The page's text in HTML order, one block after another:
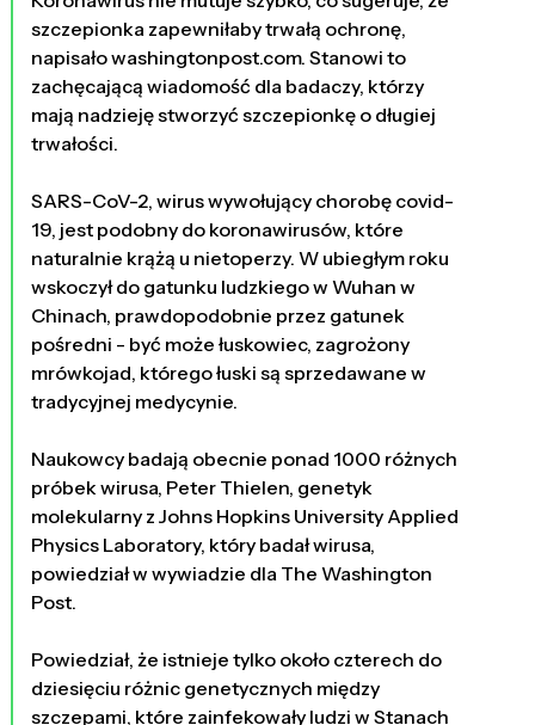
protection/2020/03/24/406522d6-6d
2327 dni temu
szczepionka zapewniłaby trwałą ochronę,
napisało washingtonpost.com. Stanowi to
zachęcającą wiadomość dla badaczy, którzy
mają nadzieję stworzyć szczepionkę o długiej
trwałości.
SARS-CoV-2, wirus wywołujący chorobę covid-
19, jest podobny do koronawirusów, które
naturalnie krążą u nietoperzy. W ubiegłym roku
wskoczył do gatunku ludzkiego w Wuhan w
Chinach, prawdopodobnie przez gatunek
pośredni - być może łuskowiec, zagrożony
mrówkojad, którego łuski są sprzedawane w
tradycyjnej medycynie.
Naukowcy badają obecnie ponad 1000 różnych
próbek wirusa, Peter Thielen, genetyk
molekularny z Johns Hopkins University Applied
Physics Laboratory, który badał wirusa,
powiedział w wywiadzie dla The Washington
Post.
Powiedział, że istnieje tylko około czterech do
dziesięciu różnic genetycznych między
szczepami, które zainfekowały ludzi w Stanach